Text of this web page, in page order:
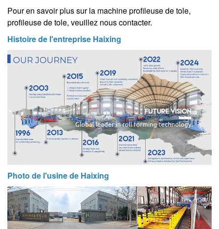
Pour en savoir plus sur la machine profileuse de tole,
profileuse de tole, veuillez nous contacter.
Histoire de l'entreprise Haixing
Photo de l'usine de Haixing